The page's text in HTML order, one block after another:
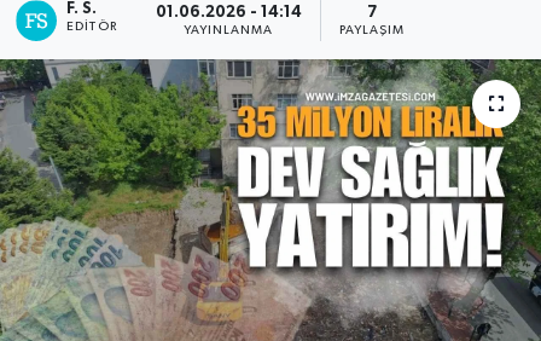
F. S.
EDITÖR
01.06.2026 - 14:14
YAYINLANMA
7
PAYLAŞIM